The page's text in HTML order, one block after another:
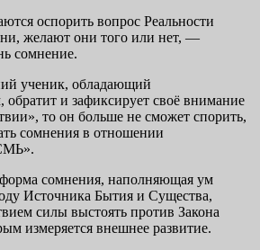
оспорить вопрос Реальности
желают они того или нет, —
сомнение.
ученик, обладающий
и зафиксирует своё внимание
то он больше не сможет спорить,
сомнения в отношении
сомнения, наполняющая ум
Источника Бытия и Существа,
силы выстоять против Закона
измеряется внешнее развитие.